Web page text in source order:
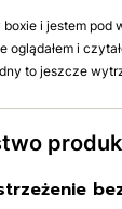
boxie i jestem
oglądałem i
to jeszcze